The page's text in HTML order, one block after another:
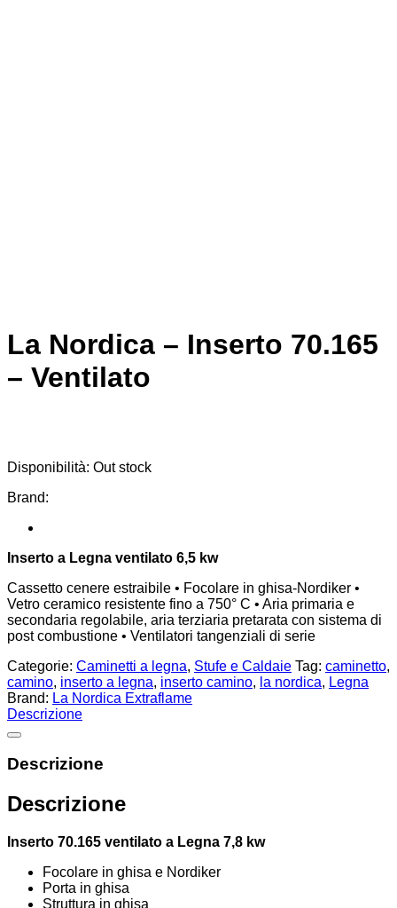
La Nordica – Inserto 70.165
– Ventilato
Disponibilità: Out stock
Brand:
Inserto a Legna ventilato 6,5 kw
Cassetto cenere estraibile • Focolare in ghisa-Nordiker •
Vetro ceramico resistente fino a 750° C • Aria primaria e
secondaria regolabile, aria terziaria pretarata con sistema di
post combustione • Ventilatori tangenziali di serie
Categorie: Caminetti a legna, Stufe e Caldaie Tag: caminetto,
camino, inserto a legna, inserto camino, la nordica, Legna
Brand: La Nordica Extraflame
Descrizione
Descrizione
Descrizione
Inserto 70.165 ventilato a Legna 7,8 kw
Focolare in ghisa e Nordiker
Porta in ghisa
Struttura in ghisa